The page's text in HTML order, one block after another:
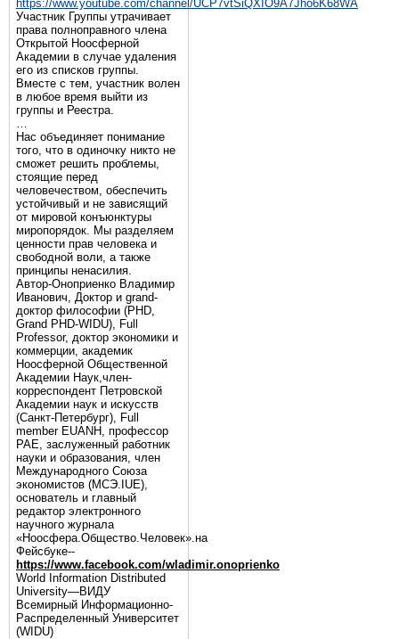
https://www.youtube.com/channel/UCP7vtSiQXIO9A7Jho6K68WA
Участник Группы утрачивает
права полноправного члена
Открытой Ноосферной
Академии в случае удаления
его из списков группы.
Вместе с тем, участник волен
в любое время выйти из
группы и Реестра.
…
Нас объединяет понимание
того, что в одиночку никто не
сможет решить проблемы,
стоящие перед
человечеством, обеспечить
устойчивый и не зависящий
от мировой конъюнктуры
миропорядок. Мы разделяем
ценности прав человека и
свободной воли, а также
принципы ненасилия.
Автор-Оноприенко Владимир
Иванович, Доктор и grand-
доктор философии (PHD,
Grand PHD-WIDU), Full
Professor, доктор экономики и
коммерции, академик
Ноосферной Общественной
Академии Наук,член-
корреспондент Петровской
Академии наук и искусств
(Санкт-Петербург), Full
member EUANH, профессор
РАЕ, заслуженный работник
науки и образования, член
Международного Союза
экономистов (МСЭ.IUE),
основатель и главный
редактор электронного
научного журнала
«Ноосфера.Общество.Человек».на
Фейсбуке--
https://www.facebook.com/wladimir.onoprienko
World Information Distributed
University—ВИДУ
Всемирный Информационно-
Распределенный Университет
(WIDU)